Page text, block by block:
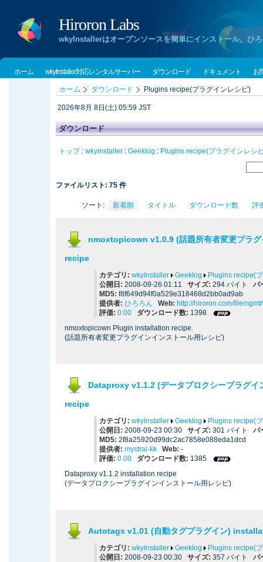
Hiroron Labs
wkyInstallerはオープンソースを簡単にインストール。ひ
ホーム wkyInstaller対応レンタルサーバー ダウンロード ドキュメント お
ホーム ダウンロード Plugins recipe(プラグインレシピ)
2026年8月 8日(土) 05:59 JST
ダウンロード
トップ: wkyInstaller : Geeklog : Plugins recipe(プラグインレシ
ファイルリスト: 75 件
ソート: 新着順 タイトル ダウンロード数 評
nmoxtopicown v1.0.9 (話題所有者変更プラ
recipe
カテゴリ: wkyInstaller Geeklog
Plugins recipe(
公開日: 2008-09-26 01:11 サイズ: 294 バイト バ
MD5: f8f649d94f0a529e318468d2bb0ad9ab
提供者: ひろろん Web: http://hiroron.com/
評価: 0.00 ダウンロード数: 1398
nmoxtopicown Plugin installation recipe.
(話題所有者変更プラグインインストール用レシピ)
Dataproxy v1.1.2 (データプロクシープラグ
recipe
カテゴリ: wkyInstaller Geeklog
Plugins recipe(
公開日: 2008-09-23 00:30 サイズ: 301 バイト バ
MD5: 2f8a25920d99dc2ac7858e088eda1dcd
提供者: mystral-kk Web: -
評価: 0.00 ダウンロード数: 1385
Dataproxy v1.1.2 installation recipe
(データプロクシープラグインインストール用レシピ)
Autotags v1.01 (自動タグプラグイン)
カテゴリ: wkyInstaller Geeklog
Plugins recipe(
公開日: 2008-09-23 00:30 サイズ: 357 バイト バ